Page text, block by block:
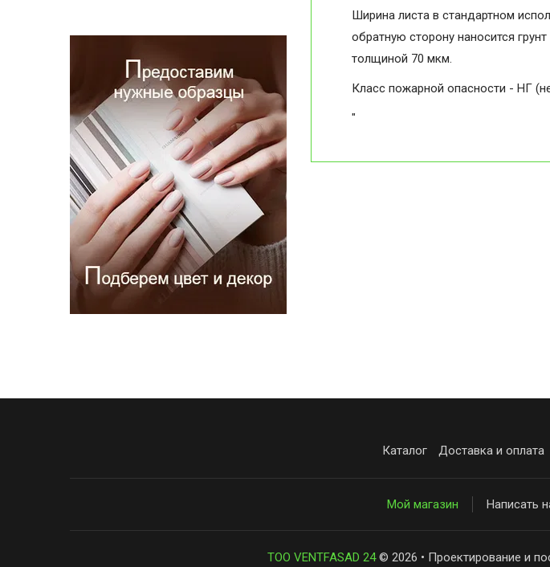
Ширина листа в стандартном
обратную сторону наносится
толщиной 70 мкм.
Класс пожарной опасности - НГ
"
Каталог Доставка и оплата
Мой магазин Написать
ТОО VENTFASAD 24© 2026 • Проектирование и